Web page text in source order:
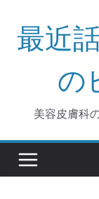
キ
最近
の
美容皮膚科